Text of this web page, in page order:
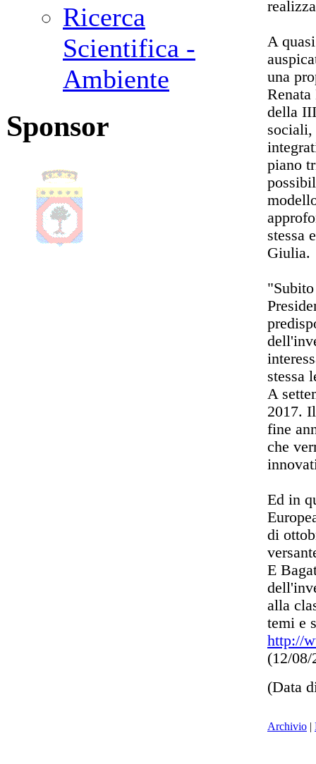
Ricerca
Scientifica -
Ambiente
Sponsor
A
una
della
sociali,
piano
stessa
Giulia.
stessa
A
2017.
fine
che
Ed in
di
E
alla
temi e
http://
(12/
(Data
Archivio |